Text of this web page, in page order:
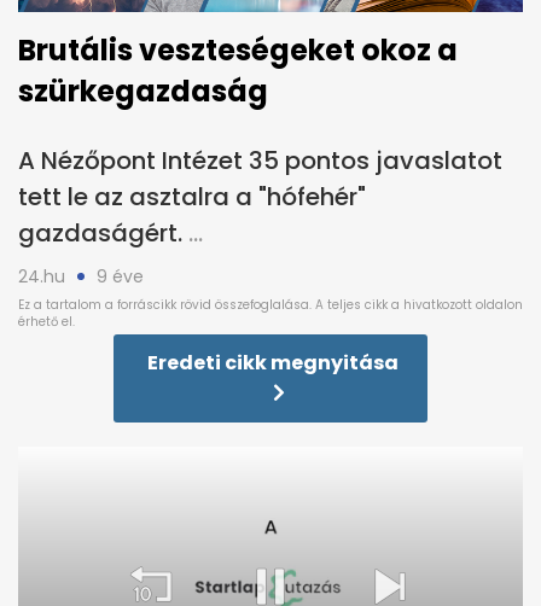
Brutális veszteségeket okoz a
szürkegazdaság
A Nézőpont Intézet 35 pontos javaslatot
tett le az asztalra a "hófehér"
gazdaságért.
24.hu 9 éve
Eredeti cikk megnyitása